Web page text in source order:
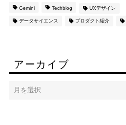
Gemini Techblog UXデザイン
データサイエンス プロダクト紹介
アーカイブ